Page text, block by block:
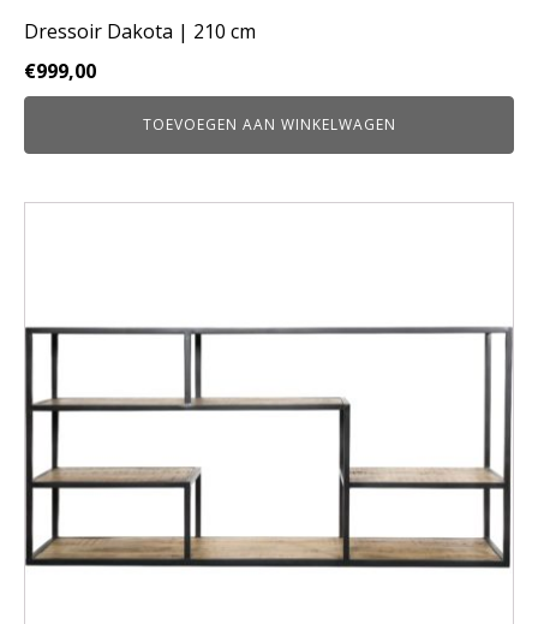
Dressoir Dakota | 210 cm
€999,00
TOEVOEGEN AAN WINKELWAGEN